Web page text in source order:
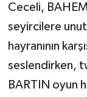
Ceceli,
seyircilere
hayranının
seslendirken,
BARTIN oyun